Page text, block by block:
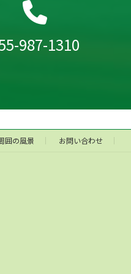
987-1310
囲の風景 お問い合わせ